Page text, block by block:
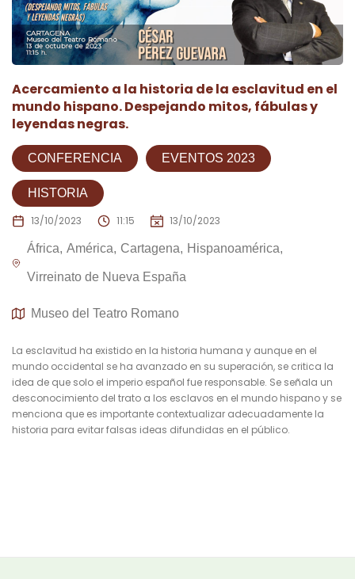
Acercamiento a la historia de la esclavitud en el
mundo hispano. Despejando mitos, fábulas y
leyendas negras.
CONFERENCIA EVENTOS 2023
HISTORIA
13/10/2023 11:15 13/10/2023
África América Cartagena Hispanoamérica
Virreinato de Nueva España
Museo del Teatro Romano
La esclavitud ha existido en la historia humana y aunque en el
mundo occidental se ha avanzado en su superación, se critica la
idea de que solo el imperio español fue responsable. Se señala un
desconocimiento del trato a los esclavos en el mundo hispano y se
menciona que es importante contextualizar adecuadamente la
historia para evitar falsas ideas difundidas en el público.